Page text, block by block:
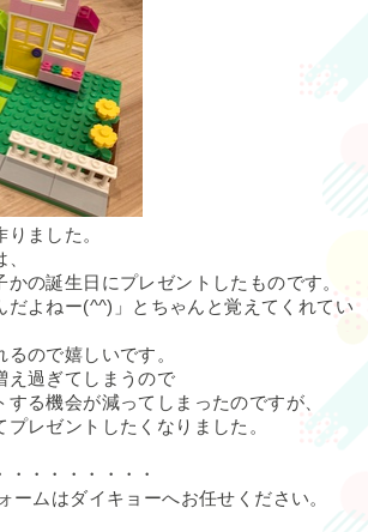
ました。
の誕生日にプレゼントしたものです。
だよねー(^^)」とちゃんと覚えてくれてい
ので嬉しいです。
え過ぎてしまうので
する機会が減ってしまったのですが、
レゼントしたくなりました。
・・・・・・・・
ームはダイキョーへお任せください。